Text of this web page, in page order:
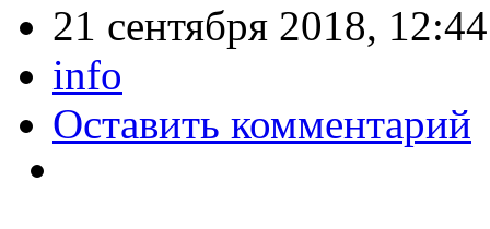
21 сентября 2018, 12:44
info
Оставить комментарий